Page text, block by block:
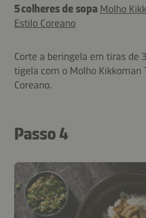
5 colheres de sopa Molho
Estilo Coreano
Corte a beringela em tiras de
tigela com o Molho Kikkoman
Coreano.
Passo 4